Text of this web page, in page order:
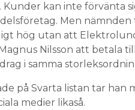
kan inte förvänta
Men
hög utan att
Nilsson att betala
i samma
på Svarta listan tar han
medier likaså.